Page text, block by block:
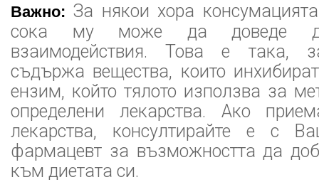
Важно: За някои хора
сока му може да доведе до
взаимодействия. Това е така,
съдържа вещества, които
ензим, който тялото използва за
определени лекарства. Ако
лекарства, консултирайте е с
фармацевт за възможността да
към диетата си.